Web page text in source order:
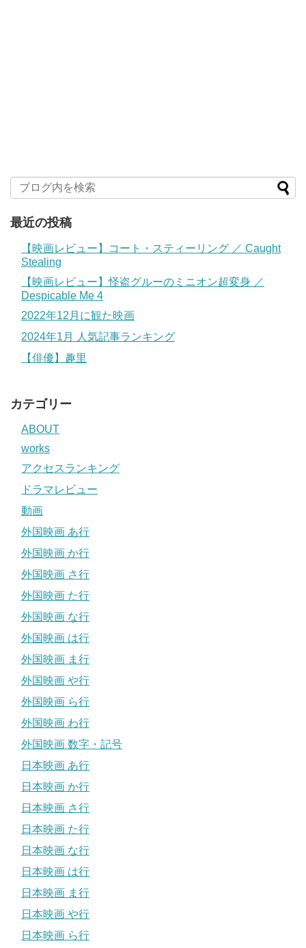
最近の投稿
【映画レビュー】コート・スティーリング ／ Caught
Stealing
【映画レビュー】怪盗グルーのミニオン超変身 ／
Despicable Me 4
2022年12月に観た映画
2024年1月 人気記事ランキング
【俳優】趣里
カテゴリー
ABOUT
works
アクセスランキング
ドラマレビュー
動画
外国映画 あ行
外国映画 か行
外国映画 さ行
外国映画 た行
外国映画 な行
外国映画 は行
外国映画 ま行
外国映画 や行
外国映画 ら行
外国映画 わ行
外国映画 数字・記号
日本映画 あ行
日本映画 か行
日本映画 さ行
日本映画 た行
日本映画 な行
日本映画 は行
日本映画 ま行
日本映画 や行
日本映画 ら行